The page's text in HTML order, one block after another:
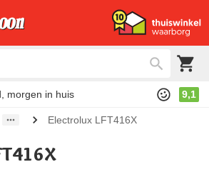
morgen in huis 9,1
Electrolux LFT416X